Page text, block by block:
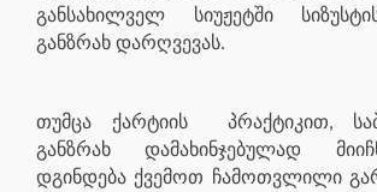
განსახილველ სიუჟეტში
განზრახ დარღვევას.
თუმცა ქარტიის
პრაქტიკით,
განზრახ დამახინჯებულად
დგინდება ქვემოთ ჩამოთვლილი